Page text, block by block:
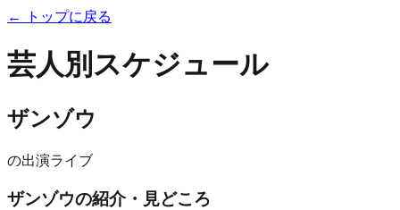
← トップに戻る
芸人別スケジュール
ザンゾウ
の出演ライブ
ザンゾウの紹介・見どころ